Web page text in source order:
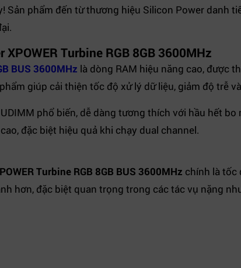
Sản phẩm đến từ thương hiệu Silicon Power danh
Turbine RGB 8GB 3600MHz
BUS 3600MHz là dòng RAM hiệu năng cao, được
giúp cải thiện tốc độ xử lý dữ liệu, giảm độ trễ
phổ biến, dễ dàng tương thích với hầu hết
đặc biệt hiệu quả khi chạy dual channel.
Turbine RGB 8GB BUS 3600MHz chính là tốc
hơn, đặc biệt quan trọng trong các tác vụ nặng